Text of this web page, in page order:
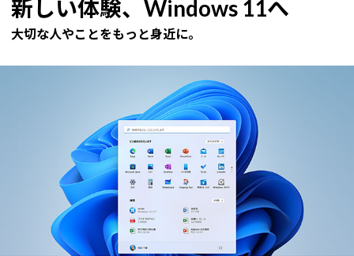
新しい体験、Windows 11へ
大切な人やことをもっと身近に。